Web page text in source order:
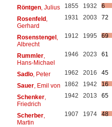
Röntgen, Julius 1855 1932
6
Rosenfeld,
Gerhard
1931 2003 72
Rosenstengel,
Albrecht
1912 1995 69
Rummler,
Hans-Michael
1946 2023 61
Sadlo, Peter 1962 2016
45
Sauer, Emil von 1862 1942
16
Schenker,
Friedrich
1942 2013 65
Scherber,
Martin
1907 1974 48